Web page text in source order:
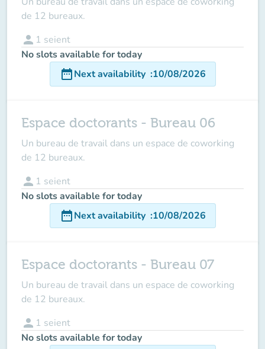
de 12 bureaux.
person 1 seient
No slots available for today
date_rangeNext availability :10/08/2026
Espace doctorants - Bureau 06
Un bureau de travail dans un espace de coworking
de 12 bureaux.
person 1 seient
No slots available for today
date_rangeNext availability :10/08/2026
Espace doctorants - Bureau 07
Un bureau de travail dans un espace de coworking
de 12 bureaux.
person 1 seient
No slots available for today